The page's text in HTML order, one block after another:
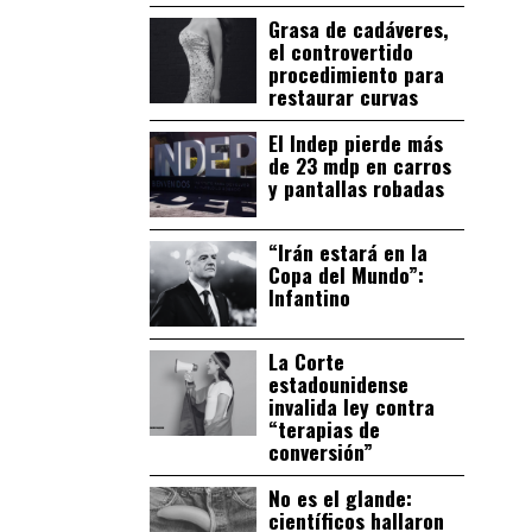
Grasa de cadáveres,
el controvertido
procedimiento para
restaurar curvas
El Indep pierde más
de 23 mdp en carros
y pantallas robadas
“Irán estará en la
Copa del Mundo”:
Infantino
La Corte
estadounidense
invalida ley contra
“terapias de
conversión”
No es el glande:
científicos hallaron